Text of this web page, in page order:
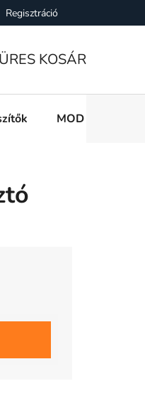
Elállás a Vásárlástol
Regisztráció
ÜRES KOSÁR
MOD e cigi